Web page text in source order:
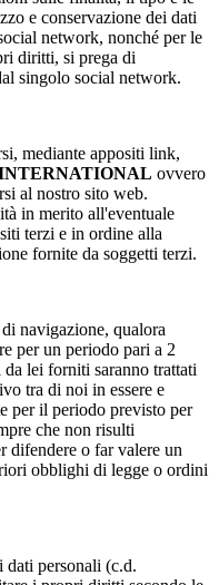
e conservazione dei dati
network, nonché per le
diritti, si prega di
singolo social network.
mediante appositi link,
ovvero
al nostro sito web.
in merito all'eventuale
terzi e in ordine alla
fornite da soggetti terzi.
navigazione, qualora
per un periodo pari a 2
lei forniti saranno trattati
tra di noi in essere e
per il periodo previsto per
che non risulti
difendere o far valere un
obblighi di legge o ordini
dati personali (c.d.